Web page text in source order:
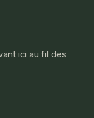
ici au fil des